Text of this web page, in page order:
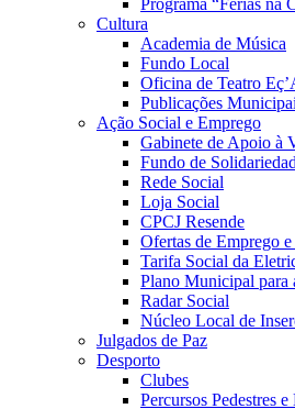
Programa “Férias na
Cultura
Academia de Música
Fundo Local
Oficina de Teatro
Publicações
Ação Social e Emprego
Gabinete de Apoio à
Fundo de
Rede Social
Loja Social
CPCJ Resende
Ofertas de Emprego
Tarifa Social da
Plano Municipal para
Radar Social
Núcleo Local de
Julgados de Paz
Desporto
Clubes
Percursos Pedestres